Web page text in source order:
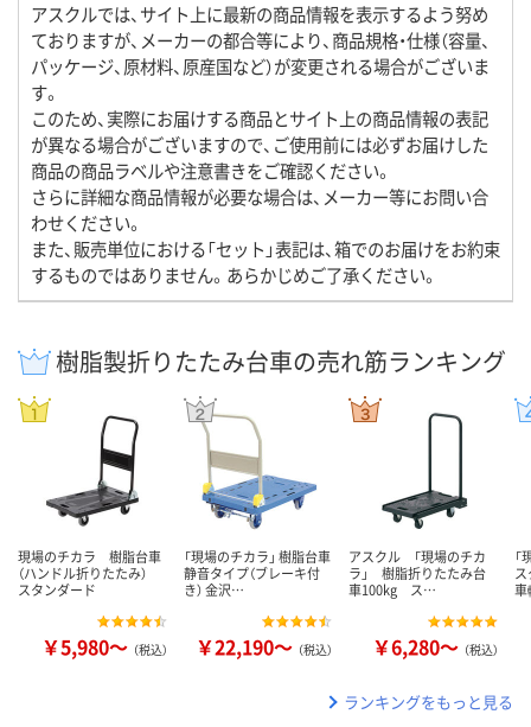
アスクルでは、サイト上に最新の商品情報を表示するよう努め
ておりますが、メーカーの都合等により、商品規格・仕様（容量、
パッケージ、原材料、原産国など）が変更される場合がございま
す。
このため、実際にお届けする商品とサイト上の商品情報の表記
が異なる場合がございますので、ご使用前には必ずお届けした
商品の商品ラベルや注意書きをご確認ください。
さらに詳細な商品情報が必要な場合は、メーカー等にお問い合
わせください。
また、販売単位における「セット」表記は、箱でのお届けをお約束
するものではありません。あらかじめご了承ください。
樹脂製折りたたみ台車の売れ筋ランキング
現場のチカラ 樹脂台車
（ハンドル折りたたみ）
スタンダード
￥5,980～ （税込）
「現場のチカラ」 樹脂台車
静音タイプ（ブレーキ付
き） 金沢…
￥22,190～ （税込）
アスクル 「現場のチカ
ラ」 樹脂折りたたみ台
車100kg ス…
￥6,280～ （税込）
車
ランキングをもっと見る